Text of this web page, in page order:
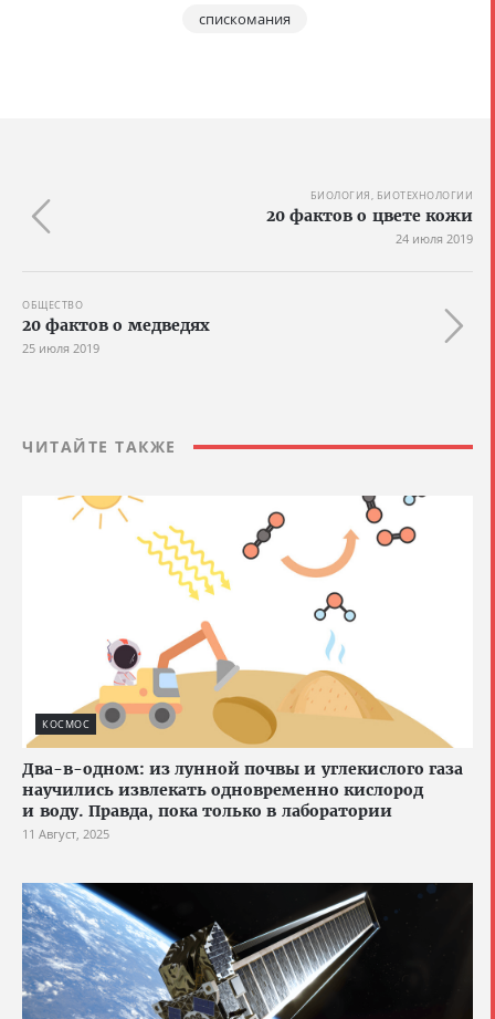
спискомания
БИОЛОГИЯ, БИОТЕХНОЛОГИИ
20 фактов о цвете кожи
24 июля 2019
ОБЩЕСТВО
20 фактов о медведях
25 июля 2019
ЧИТАЙТЕ ТАКЖЕ
КОСМОС
Два-в-одном: из лунной почвы и углекислого газа
научились извлекать одновременно кислород
и воду. Правда, пока только в лаборатории
11 Август, 2025